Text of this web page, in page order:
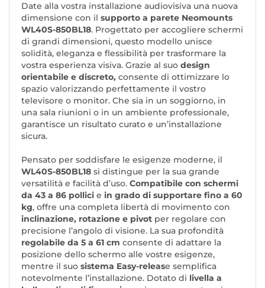
Date alla vostra installazione audiovisiva una nuova
dimensione con il supporto a parete Neomounts
WL40S-850BL18. Progettato per accogliere schermi
di grandi dimensioni, questo modello unisce
solidità, eleganza e flessibilità per trasformare la
vostra esperienza visiva. Grazie al suo design
orientabile e discreto, consente di ottimizzare lo
spazio valorizzando perfettamente il vostro
televisore o monitor. Che sia in un soggiorno, in
una sala riunioni o in un ambiente professionale,
garantisce un risultato curato e un’installazione
sicura.
Pensato per soddisfare le esigenze moderne, il
WL40S-850BL18 si distingue per la sua grande
versatilità e facilità d’uso. Compatibile con schermi
da 43 a 86 pollici e in grado di supportare fino a 60
kg, offre una completa libertà di movimento con
inclinazione, rotazione e pivot per regolare con
precisione l’angolo di visione. La sua profondità
regolabile da 5 a 61 cm consente di adattare la
posizione dello schermo alle vostre esigenze,
mentre il suo sistema Easy-release semplifica
notevolmente l’installazione. Dotato di livella a